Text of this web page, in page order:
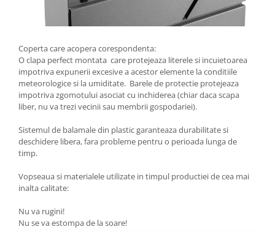
Coperta care acopera corespondenta:
O clapa perfect montata care protejeaza literele si incuietoarea
impotriva expunerii excesive a acestor elemente la conditiile
meteorologice si la umiditate. Barele de protectie protejeaza
impotriva zgomotului asociat cu inchiderea (chiar daca scapa
liber, nu va trezi vecinii sau membrii gospodariei).
Sistemul de balamale din plastic garanteaza durabilitate si
deschidere libera, fara probleme pentru o perioada lunga de
timp.
Vopseaua si materialele utilizate in timpul productiei de cea mai
inalta calitate:
Nu va rugini!
Nu se va estompa de la soare!